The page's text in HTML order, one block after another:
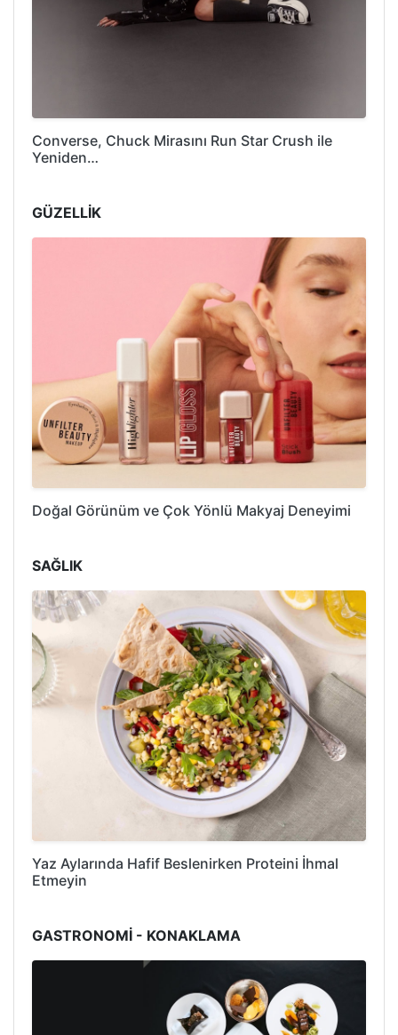
Converse, Chuck Mirasını Run Star Crush ile
Yeniden…
GÜZELLİK
Doğal Görünüm ve Çok Yönlü Makyaj Deneyimi
SAĞLIK
Yaz Aylarında Hafif Beslenirken Proteini İhmal
Etmeyin
GASTRONOMİ - KONAKLAMA